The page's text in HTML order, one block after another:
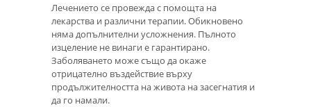
Лечението се провежда с помощта на
лекарства и различни терапии. Обикновено
няма допълнителни усложнения. Пълното
изцеление не винаги е гарантирано.
Заболяването може също да окаже
отрицателно въздействие върху
продължителността на живота на засегнатия и
да го намали.